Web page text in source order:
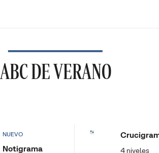
ABC DE VERANO
NUEVO
Notigrama 4 niveles